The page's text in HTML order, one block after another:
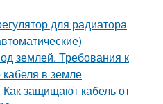
для радиатора
землей. Требования к
в земле
защищают кабель от